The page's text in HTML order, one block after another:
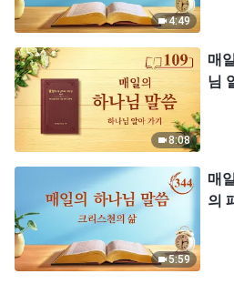
4:49
8:08
매
님
5:59
매
의